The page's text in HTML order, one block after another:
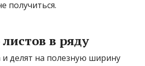
получиться.
в ряду
и делят на полезную ширину